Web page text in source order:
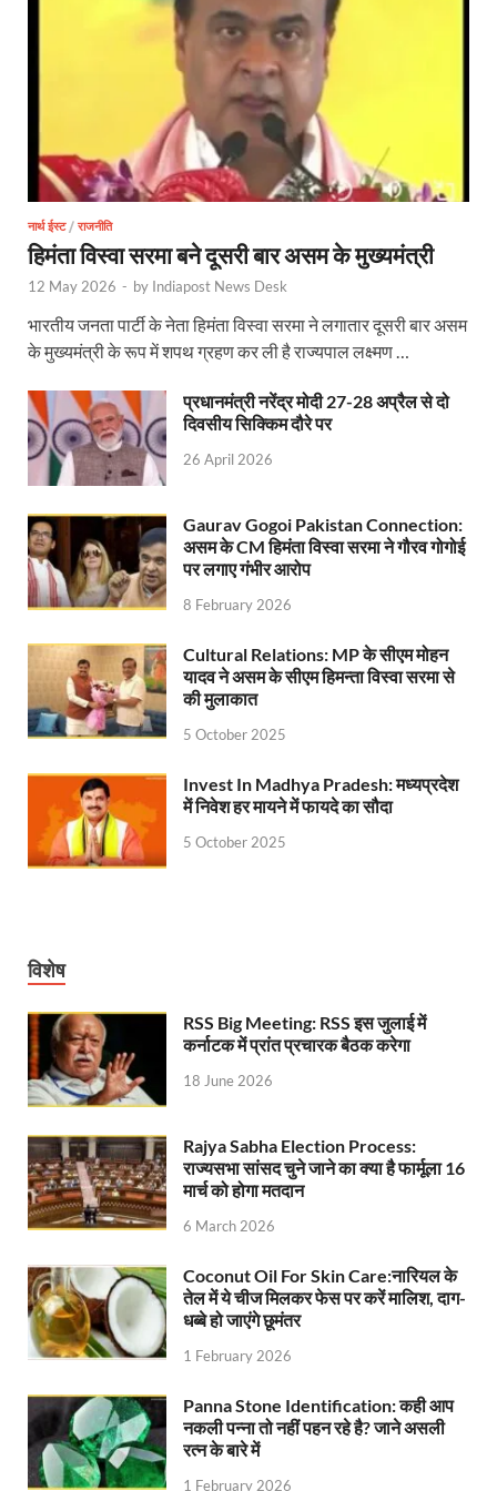
Uttarakhandi Song Launch: मुख्यमंत्री ने पैंली-पैंली बार
Uttarkhand Development Project: मुख्यमंत्री ने
Aravalli Satyagraha Yatra: अरावली की रक्षा के लिए
Rhythm of the Universe: यशोभूमि में ‘रिदम ऑफ
Voter Mapping: मतदाता मैपिंग आसान बनाने के लिए
Rabri Devi Residence: रात के अंधेरे में खाली होने लगा
Nainital Winter Carnival: मुख्यमंत्री पुष्कर सिंह धामी
Railway West Bengal Project: भारतीय रेलवे ने
PM Modi Lucknow Visit… जब मंच से पीएम मोदी ने की
UP Rain Basera: योगी सरकार यात्रियों की सुरक्षा के
Nidhi Yojana: उत्तर प्रदेश में महिला उद्यमिता को मिला
CM Yogi meets Sify Chairman Raju Vegesna:
Nitin Nabin Bihar Visit: बिहार दौरे पर रहेंगे बीजेपी के
UP Vidhan Sabha Budget: योगी सरकार ने
UP Vidhan Sabha:देश में दो नमूने हैं, जब कोई चर्चा
UP Ayush App: योगी सरकार जल्द लांच करेगी आयुष एप,
Yuwa Sahkar Sammelan: मुख्यमंत्री ने डीएम वाराणसी
Delhi Air Pollution: फेफड़ों के लिए कितनी खतरनाक हुई
UP Cough Syrup Issue: कोडीन युक्त कफ सिरप मामले
UP Road Safty: सड़क सुरक्षा के लिए मुख्यमंत्री का 4-ई
FSSAI: जांच में अंडे पूरी तरह सुरक्षित पाए गए: FSSAI
नार्थ ईस्ट/ राजनीति
हिमंता विस्वा सरमा बने दूसरी बार असम के मुख्यमंत्री
12 May 2026 - by Indiapost News Desk
भारतीय जनता पार्टी के नेता हिमंता विस्वा सरमा ने लगातार दूसरी बार असम
के मुख्यमंत्री के रूप में शपथ ग्रहण कर ली है राज्यपाल लक्ष्मण …
प्रधानमंत्री नरेंद्र मोदी 27-28 अप्रैल से दो
दिवसीय सिक्किम दौरे पर
26 April 2026
Gaurav Gogoi Pakistan Connection:
असम के CM हिमंता विस्वा सरमा ने गौरव गोगोई
पर लगाए गंभीर आरोप
8 February 2026
Cultural Relations: MP के सीएम मोहन
यादव ने असम के सीएम हिमन्ता विस्वा सरमा से
की मुलाकात
5 October 2025
Invest In Madhya Pradesh: मध्यप्रदेश
में निवेश हर मायने में फायदे का सौदा
5 October 2025
विशेष
RSS Big Meeting: RSS इस जुलाई में
कर्नाटक में प्रांत प्रचारक बैठक करेगा
18 June 2026
Rajya Sabha Election Process:
राज्यसभा सांसद चुने जाने का क्या है फार्मूला 16
मार्च को होगा मतदान
6 March 2026
Coconut Oil For Skin Care:नारियल के
तेल में ये चीज मिलकर फेस पर करें मालिश, दाग-
धब्बे हो जाएंगे छूमंतर
1 February 2026
Panna Stone Identification: कही आप
नकली पन्ना तो नहीं पहन रहे है? जाने असली
रत्न के बारे में
1 February 2026